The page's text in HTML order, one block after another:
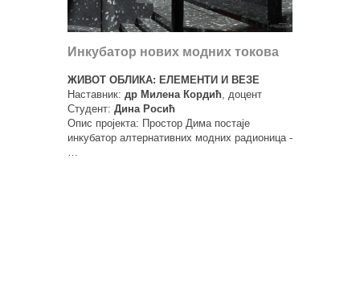
Инкубатор нових модних токова
ЖИВОТ ОБЛИКА: ЕЛЕМЕНТИ И ВЕЗЕ
Наставник: др Милена Кордић , доцент
Студент: Дина Росић
Опис пројекта: Простор Дима постаје
инкубатор алтернативних модних радионица -